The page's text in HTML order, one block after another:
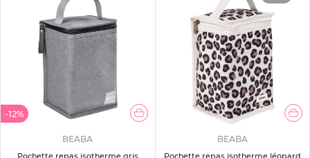
-12%
BEABA
Pochette repas isotherme gris
BEABA
Pochette repas isotherme léopard